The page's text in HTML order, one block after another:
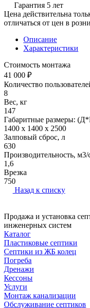
Гарантия 5 лет
Цена действительна
отличаться от цен в
Описание
Характеристики
Стоимость монтажа
41 000 ₽
Количество
8
Вес, кг
147
Габаритные размеры:
1400 x 1400 x 2500
Залповый сброс, л
630
Производительность, м3/
1,6
Врезка
750
Назад к списку
Продажа и установка
инженерных систем
Каталог
Пластиковые септики
Септики из ЖБ колец
Погреба
Дренажи
Кессоны
Услуги
Монтаж канализации
Обслуживание септиков